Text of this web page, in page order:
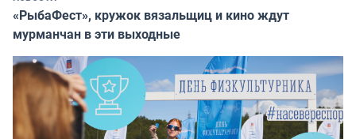
«РыбаФест», кружок вязальщиц и кино ждут
мурманчан в эти выходные